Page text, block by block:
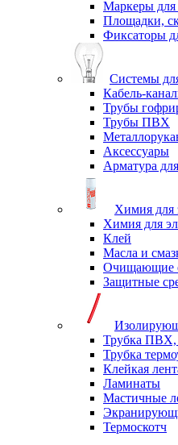
Маркеры для
Площадки,
Фиксаторы
Системы
Кабель-
Трубы
Трубы ПВХ
Аксессуары
Арматура
Химия для
Химия для
Клей
Масла и
Очищающие
Защитные
Трубка ПВХ,
Трубка
Клейкая
Ламинаты
Мастичные
Термоскотч